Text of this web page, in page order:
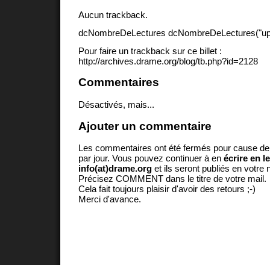
Aucun trackback.
dcNombreDeLectures
Pour faire un trackback sur ce billet :
http://archives.drame.org/blog/tb.php?id=2128
Commentaires
Désactivés, mais...
Ajouter un commentaire
Les commentaires ont été fermés pour cause
par jour. Vous pouvez continuer à en écrire en
info(at)drame.org et ils seront publiés en votre
Précisez COMMENT dans le titre de votre mail.
Cela fait toujours plaisir d'avoir des retours ;-)
Merci d'avance.